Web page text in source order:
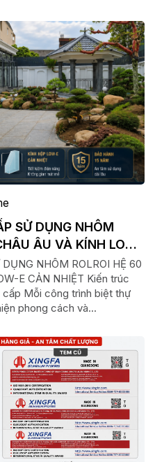
SỬ DỤNG NHÔM
ÂU VÀ KÍNH LOW-
NHÔM ROLROI HỆ 60
E CẢN NHIỆT Kiến trúc
Mỗi công trình biệt thự
phong cách và...